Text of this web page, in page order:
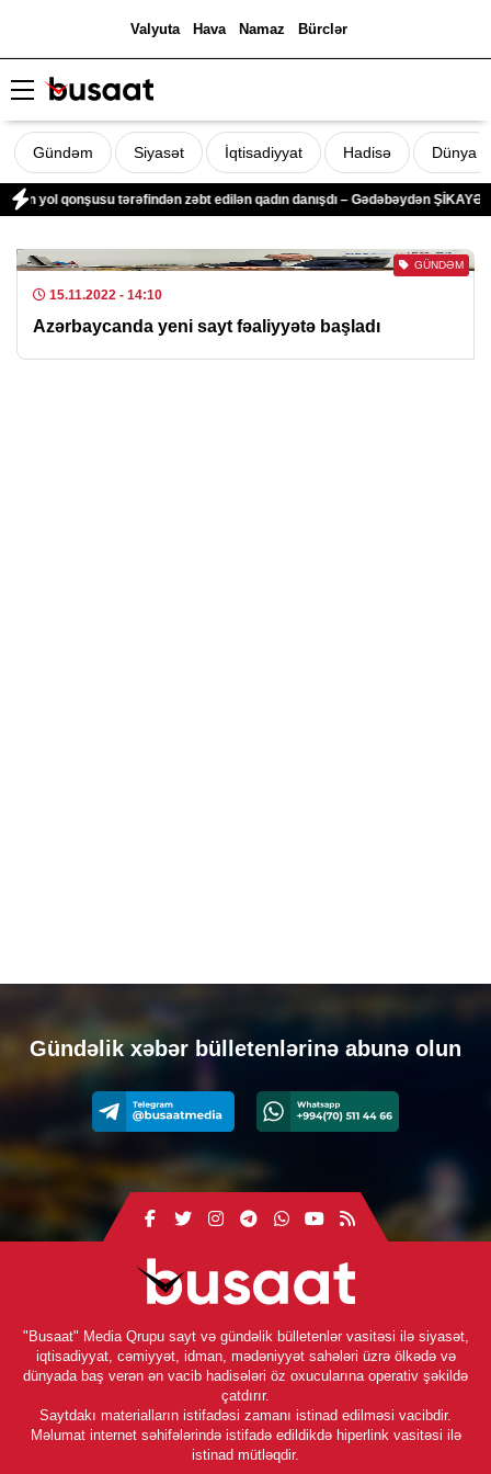
Valyuta Hava Namaz Bürclər
Gündəm Siyasət İqtisadiyyat Hadisə Dünya
yol qonşusu tərəfindən zəbt edilən qadın danışdı – Gədəbəydən ŞİKAYƏT
GÜNDƏM
15.11.2022 - 14:10
Azərbaycanda yeni sayt fəaliyyətə başladı
Gündəlik xəbər bülletenlərinə abunə olun
"Busaat" Media Qrupu sayt və gündəlik bülletenlər vasitəsi ilə siyasət,
iqtisadiyyat, cəmiyyət, idman, mədəniyyət sahələri üzrə ölkədə və
dünyada baş verən ən vacib hadisələri öz oxucularına operativ şəkildə
çatdırır.
Saytdakı materialların istifadəsi zamanı istinad edilməsi vacibdir.
Məlumat internet səhifələrində istifadə edildikdə hiperlink vasitəsi ilə
istinad mütləqdir.